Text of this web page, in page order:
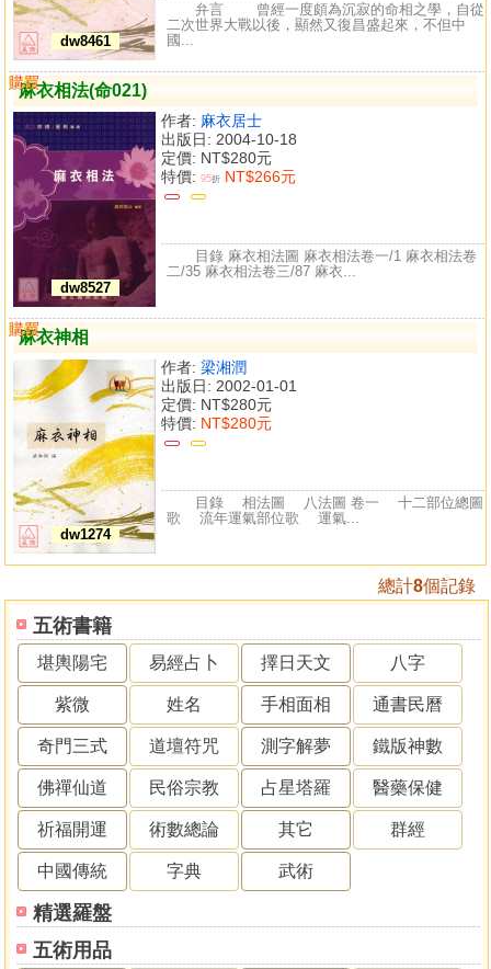
五術書籍
堪輿陽宅 易經占卜 擇日天文 八字
紫微 姓名 手相面相 通書民曆
奇門三式 道壇符咒 測字解夢 鐵版神數
佛禪仙道 民俗宗教 占星塔羅 醫藥保健
祈福開運 術數總論 其它 群經
中國傳統 字典 武術
精選羅盤
五術用品
dw8461
弁言 曾經一度頗為沉寂的命相之學，自從
二次世界大戰以後，顯然又復昌盛起來，不但中
國...
麻衣相法(命021)
dw8527
作者: 麻衣居士
出版日: 2004-10-18
定價: NT$280元
特價: 95折 NT$266元
購買
比較
目錄 麻衣相法圖 麻衣相法卷一/1 麻衣相法卷
二/35 麻衣相法卷三/87 麻衣...
麻衣神相
dw1274
作者: 梁湘潤
出版日: 2002-01-01
定價: NT$280元
特價: NT$280元
購買
比較
目錄 相法圖 八法圖 卷一 十二部位總圖
歌 流年運氣部位歌 運氣...
總計8個記錄